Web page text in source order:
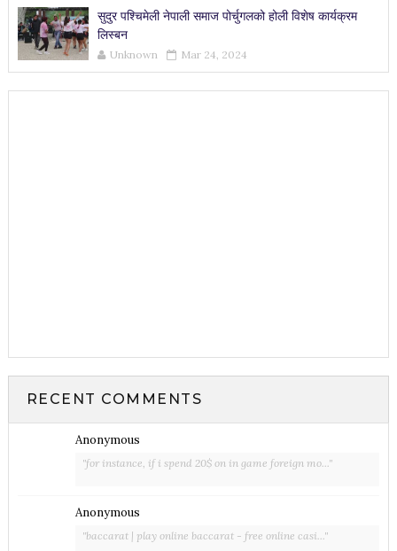
सुदुर पश्चिमेली नेपाली समाज पोर्चुगलको होली विशेष कार्यक्रम
लिस्बन
Unknown Mar 24, 2024
RECENT COMMENTS
Anonymous
"for instance, if i spend 20$ on in game foreign mo..."
Anonymous
"baccarat | play online baccarat - free online casi..."